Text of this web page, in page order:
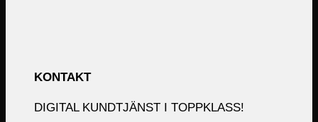
KONTAKT
DIGITAL KUNDTJÄNST I TOPPKLASS!